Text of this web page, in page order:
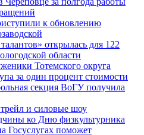
к обновлению
открылась для 122
области
Тотемского округа
за один процент стоимости
секция ВоГУ получила
и силовые шоу
ко Дню физкультурника
Госуслугах поможет